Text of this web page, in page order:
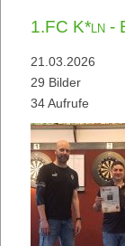
1.FC K*ln -
21.03.2026
29 Bilder
34 Aufrufe